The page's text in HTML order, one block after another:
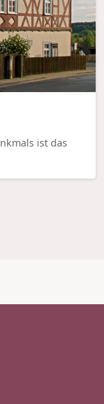
ist das